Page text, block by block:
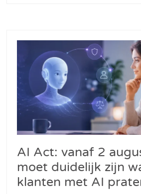
AI Act: vanaf 2
moet duidelijk zijn
klanten met AI